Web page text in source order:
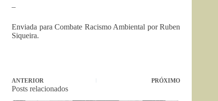
–
Enviada para Combate Racismo Ambiental por Ruben
Siqueira.
ANTERIOR PRÓXIMO
Posts relacionados